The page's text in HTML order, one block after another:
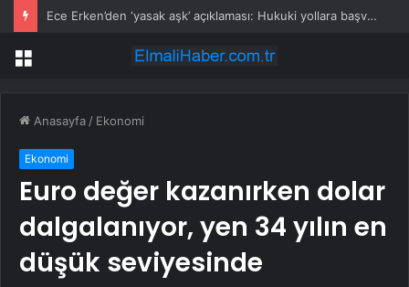
Ece Erken’den ‘yasak aşk’ açıklaması: Hukuki yollara başvuruyor
Menü
Anasayfa / Ekonomi
Ekonomi
Euro değer kazanırken dolar
dalgalanıyor, yen 34 yılın en
düşük seviyesinde